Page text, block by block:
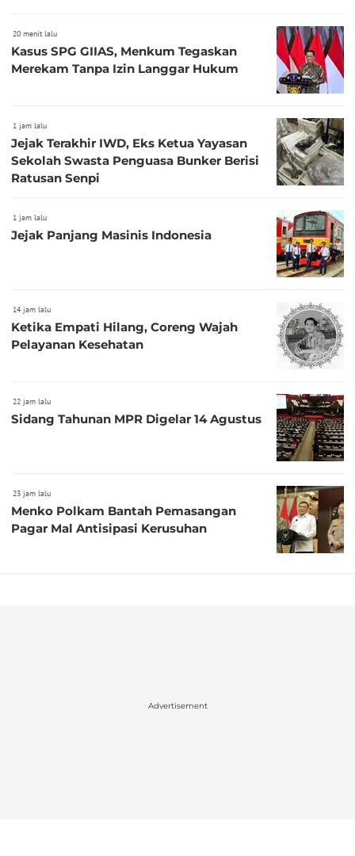
20 menit lalu
Kasus SPG GIIAS, Menkum Tegaskan
Merekam Tanpa Izin Langgar Hukum
1 jam lalu
Jejak Terakhir IWD, Eks Ketua Yayasan
Sekolah Swasta Penguasa Bunker Berisi
Ratusan Senpi
1 jam lalu
Jejak Panjang Masinis Indonesia
14 jam lalu
Ketika Empati Hilang, Coreng Wajah
Pelayanan Kesehatan
22 jam lalu
Sidang Tahunan MPR Digelar 14 Agustus
23 jam lalu
Menko Polkam Bantah Pemasangan
Pagar Mal Antisipasi Kerusuhan
Advertisement